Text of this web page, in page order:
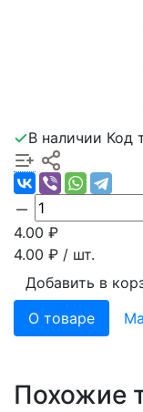
В наличии Код
4.00 ₽
4.00 ₽ / шт.
Добавить в
О товаре
Похожие